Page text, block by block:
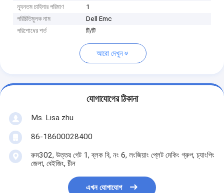
ন্যূনতম চাহিদার পরিমাণ
1
পরিচিতিমুলক নাম
Dell Emc
পরিশোধের শর্ত
টি/টি
আরো দেখুন
যোগাযোগের ঠিকানা
Ms. Lisa zhu
86-18600028400
রুম302, উত্তর গেট 1, ব্লক বি, নং 6, লংজিয়াং প্লেট মেকিং গ্রুপ, চ্যাংপিং
জেলা, বেইজিং, চীন
এখন যোগাযোগ